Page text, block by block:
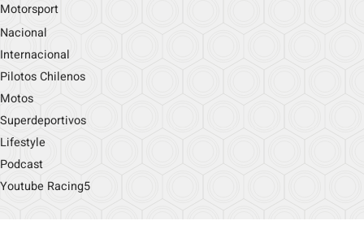
Motorsport
Nacional
Internacional
Pilotos Chilenos
Motos
Superdeportivos
Lifestyle
Podcast
Youtube Racing5